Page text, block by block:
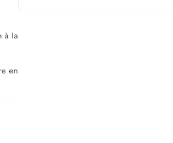
à la
en